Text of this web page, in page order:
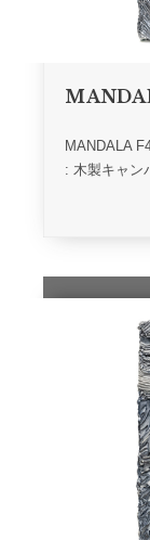
MANDALA
: 木製キャン